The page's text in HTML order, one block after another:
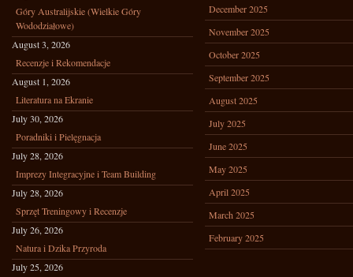
Góry Australijskie (Wielkie Góry
Wododziałowe)
August 3, 2026
Recenzje i Rekomendacje
August 1, 2026
Literatura na Ekranie
July 30, 2026
Poradniki i Pielęgnacja
July 28, 2026
Imprezy Integracyjne i Team Building
July 28, 2026
Sprzęt Treningowy i Recenzje
July 26, 2026
Natura i Dzika Przyroda
July 25, 2026
December 2025
November 2025
October 2025
September 2025
August 2025
July 2025
June 2025
May 2025
April 2025
March 2025
February 2025